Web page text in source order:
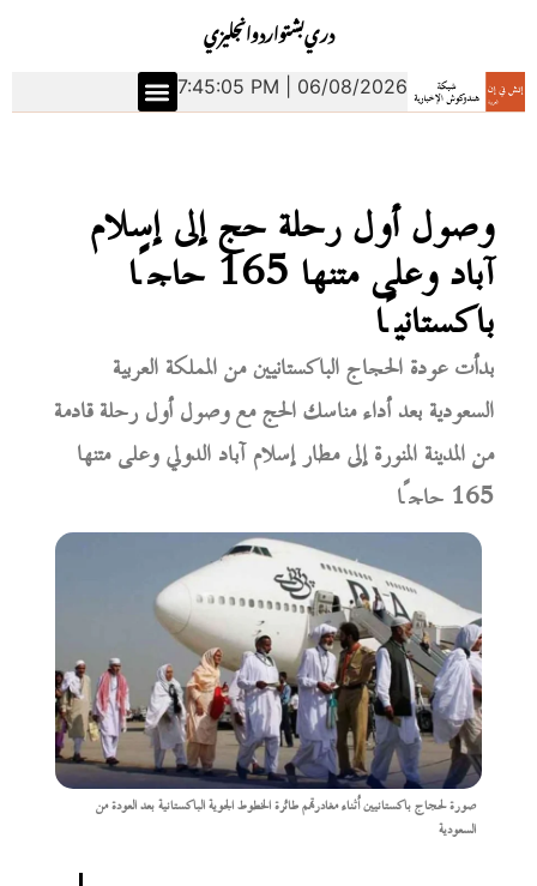
انجليزياردوبشتودري
7:45:06 PM | 06/08/2026
وصول أول رحلة حج إلى إسلام
آباد وعلى متنها 165 حاجًا
باكستانيًا
بدأت عودة الحجاج الباكستانيين من المملكة العربية
السعودية بعد أداء مناسك الحج مع وصول أول رحلة قادمة
من المدينة المنورة إلى مطار إسلام آباد الدولي وعلى متنها
165 حاجًا
صورة لحجاج باكستانيين أثناء مغادرتهم طائرة الخطوط الجوية الباكستانية بعد العودة من
السعودية